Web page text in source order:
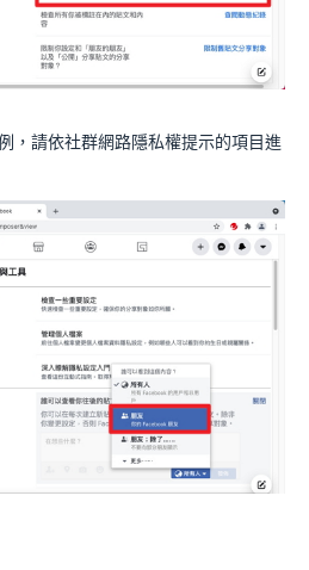
，請依社群網路隱私權提示的項目進